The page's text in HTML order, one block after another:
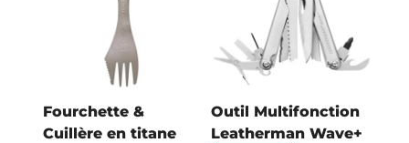
Fourchette &
Cuillère en titane
Outil Multifonction
Leatherman Wave+